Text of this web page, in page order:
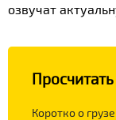
озвучат
Коротко о грузе